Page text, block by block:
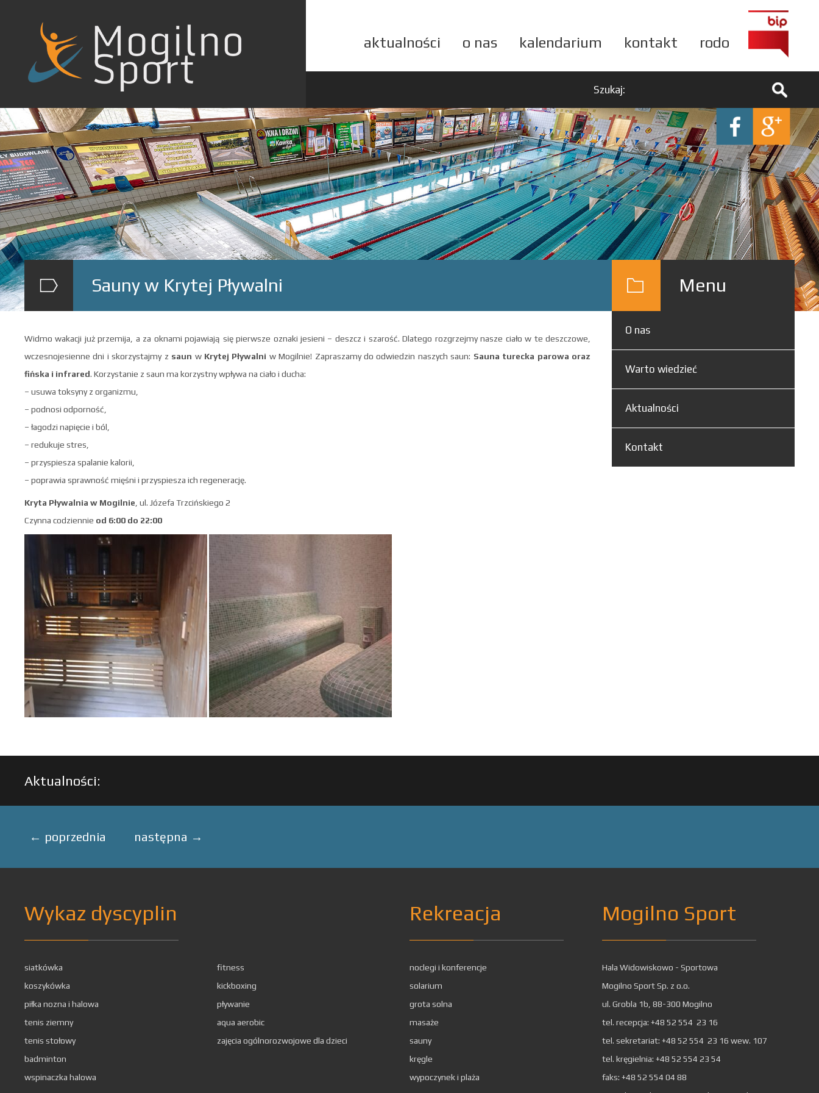
aktualności o nas kalendarium kontakt rodo
Szukaj:
Sauny w Krytej Pływalni
Widmo wakacji już przemija, a za oknami pojawiają się pierwsze oznaki jesieni – deszcz i szarość. Dlatego rozgrzejmy nasze ciało w te deszczowe,
wczesnojesienne dni i skorzystajmy z saun w Krytej Pływalni w Mogilnie! Zapraszamy do odwiedzin naszych saun: Sauna turecka parowa oraz
fińska i infrared. Korzystanie z saun ma korzystny wpływa na ciało i ducha:
– usuwa toksyny z organizmu,
– podnosi odporność,
– łagodzi napięcie i ból,
– redukuje stres,
– przyspiesza spalanie kalorii,
– poprawia sprawność mięśni i przyspiesza ich regenerację.
Kryta Pływalnia w Mogilnie, ul. Józefa Trzcińskiego 2
Czynna codziennie od 6:00 do 22:00
Menu
O nas
Warto wiedzieć
Aktualności
Kontakt
Aktualności:
← poprzednia następna →
Wykaz dyscyplin
siatkówka
koszykówka
piłka nozna i halowa
tenis ziemny
tenis stołowy
badminton
wspinaczka halowa
fitness
kickboxing
pływanie
aqua aerobic
zajęcia ogólnorozwojowe dla dzieci
Rekreacja
noclegi i konferencje
solarium
grota solna
masaże
sauny
kręgle
wypoczynek i plaża
Mogilno Sport
Hala Widowiskowo - Sportowa
Mogilno Sport Sp. z o.o.
ul. Grobla 1b, 88-300 Mogilno
tel. recepcja: +48 52 554 23 16
tel. sekretariat: +48 52 554 23 16 wew. 107
tel. kręgielnia: +48 52 554 23 54
faks: +48 52 554 04 88